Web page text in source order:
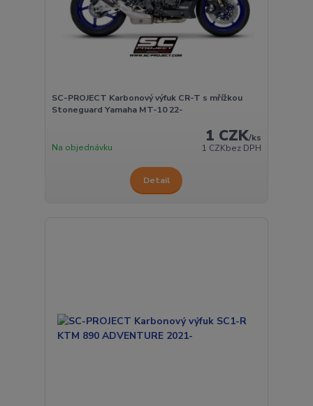
SC-PROJECT Karbonový výfuk CR-T s mřížkou
Stoneguard Yamaha MT-10 22-
1 CZK/ks
1 CZKbez DPH
Na objednávku
Detail